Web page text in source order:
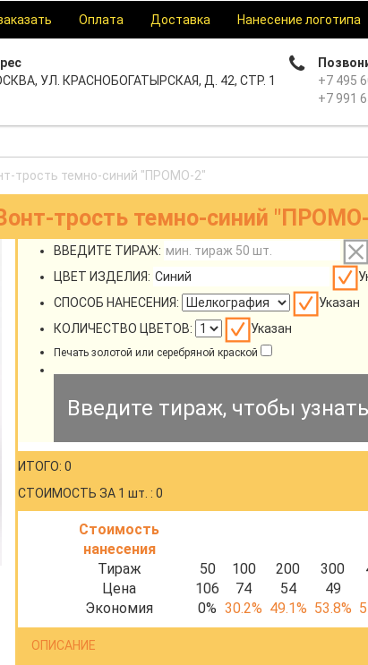
Оплата Доставка Нанесение логотипа
УЛ. КРАСНОБОГАТЫРСКАЯ, Д. 42, СТР. 1
+7 495
+7 991
трость темно-синий "ПРОМО-2"
трость темно-синий
ВВЕДИТЕ ТИРАЖ:
ЦВЕТ ИЗДЕЛИЯ:
СПОСОБ НАНЕСЕНИЯ:
Указан
КОЛИЧЕСТВО ЦВЕТОВ:
Указан
Печать золотой или серебряной краской
Введите тираж, чтобы
ИТОГО: 0
СТОИМОСТЬ ЗА 1 шт. : 0
Стоимость
нанесения
Тираж
50 100 200 300
Цена
106 74 54 49
Экономия
0% 30.2% 49.1% 53.8%
ОПИСАНИЕ